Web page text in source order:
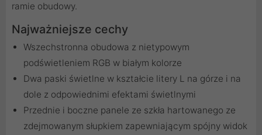
ramie obudowy.
Najważniejsze cechy
Wszechstronna obudowa z nietypowym
podświetleniem RGB w białym kolorze
Dwa paski świetlne w kształcie litery L na górze i na
dole z odpowiednimi efektami świetlnymi
Przednie i boczne panele ze szkła hartowanego ze
zdejmowanym słupkiem zapewniającym spójny widok